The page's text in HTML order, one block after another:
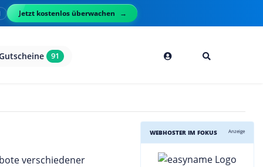
Jetzt kostenlos überwachen
91
verschiedener
WEBHOSTER IM FOKUS Anzeige